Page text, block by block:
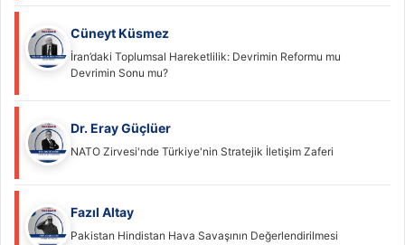
Cüneyt Küsmez
İran’daki Toplumsal Hareketlilik: Devrimin Reformu mu
Devrimin Sonu mu?
Dr. Eray Güçlüer
NATO Zirvesi'nde Türkiye'nin Stratejik İletişim Zaferi
Fazıl Altay
Pakistan Hindistan Hava Savaşının Değerlendirilmesi